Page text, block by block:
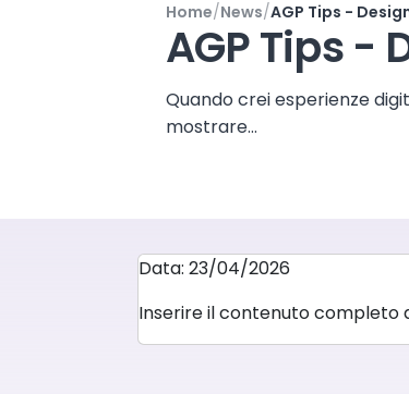
Home News AGP Tips -
AGP Tips -
Quando crei esperienze
mostrare...
Data: 23/04/2026
Inserire il contenuto completo